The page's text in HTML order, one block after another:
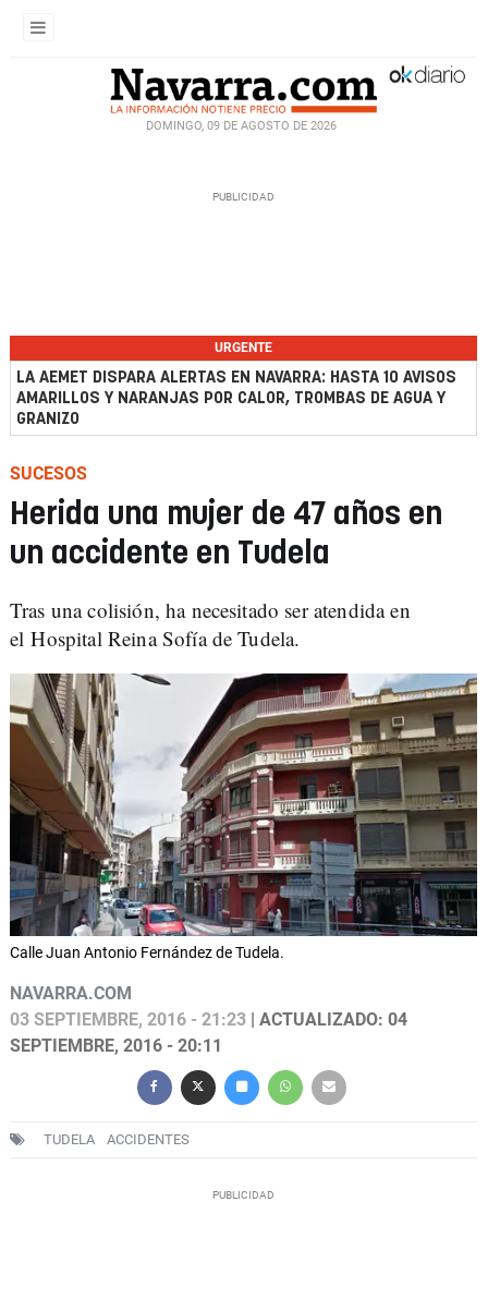
DOMINGO, 09 DE AGOSTO DE 2026
URGENTE
LA AEMET DISPARA ALERTAS EN NAVARRA: HASTA 10 AVISOS
AMARILLOS Y NARANJAS POR CALOR, TROMBAS DE AGUA Y
GRANIZO
SUCESOS
Herida una mujer de 47 años en
un accidente en Tudela
Tras una colisión, ha necesitado ser atendida en
el Hospital Reina Sofía de Tudela.
Calle Juan Antonio Fernández de Tudela.
NAVARRA.COM
03 SEPTIEMBRE, 2016 - 21:23 | ACTUALIZADO: 04
SEPTIEMBRE, 2016 - 20:11
TUDELA ACCIDENTES